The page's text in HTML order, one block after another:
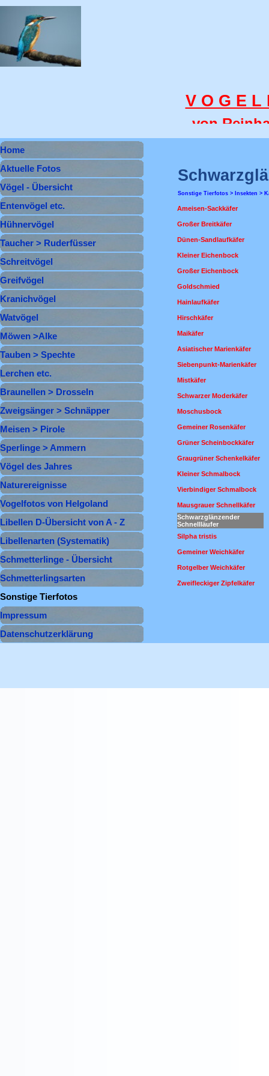
Direkt zum Seiteninhalt
V O G E L
von
Home
Aktuelle Fotos
Vögel - Übersicht
Entenvögel etc.
Hühnervögel
Taucher > Ruderfüsser
Schreitvögel
Greifvögel
Kranichvögel
Watvögel
Möwen >Alke
Tauben > Spechte
Lerchen etc.
Braunellen > Drosseln
Zweigsänger > Schnäpper
Meisen > Pirole
Sperlinge > Ammern
Vögel des Jahres
Naturereignisse
Vogelfotos von Helgoland
Libellen D-Übersicht von A - Z
Libellenarten (Systematik)
Schmetterlinge - Übersicht
Schmetterlingsarten
Sonstige Tierfotos
Impressum
Datenschutzerklärung
Sonstige Tierfotos > Insekten >
Ameisen-Sackkäfer
Großer Breitkäfer
Dünen-Sandlaufkäfer
Kleiner Eichenbock
Großer Eichenbock
Goldschmied
Hainlaufkäfer
Hirschkäfer
Maikäfer
Asiatischer Marienkäfer
Siebenpunkt-Marienkäfer
Mistkäfer
Schwarzer Moderkäfer
Moschusbock
Gemeiner Rosenkäfer
Grüner Scheinbockkäfer
Graugrüner Schenkelkäfer
Kleiner Schmalbock
Vierbindiger Schmalbock
Mausgrauer Schnellkäfer
Schwarzglänzender
Schnellläufer
Silpha tristis
Gemeiner Weichkäfer
Rotgelber Weichkäfer
Zweifleckiger Zipfelkäfer